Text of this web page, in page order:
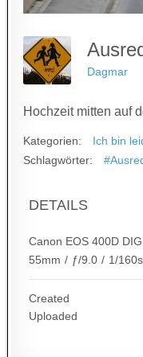
Dagmar
Hochzeit mitten auf
Kategorien:
Ich bin
Schlagwörter:
DETAILS
Canon EOS 400D
55mm / ƒ/9.0 / 1/160s
Created
Uploaded